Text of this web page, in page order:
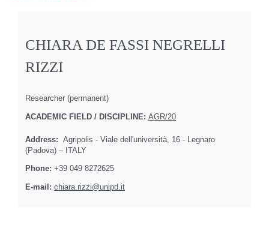
CHIARA DE FASSI NEGRELLI
RIZZI
Researcher (permanent)
ACADEMIC FIELD / DISCIPLINE: AGR/20
Address:
Agripolis - Viale dell'università, 16 - Legnaro
(Padova) – ITALY
Phone: +39 049 8272625
E-mail: chiara.rizzi@unipd.it